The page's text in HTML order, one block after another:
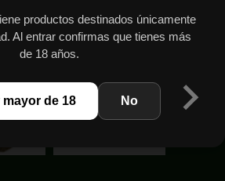
productos destinados únicamente
Al entrar confirmas que tienes más
de 18 años.
mayor de 18 No